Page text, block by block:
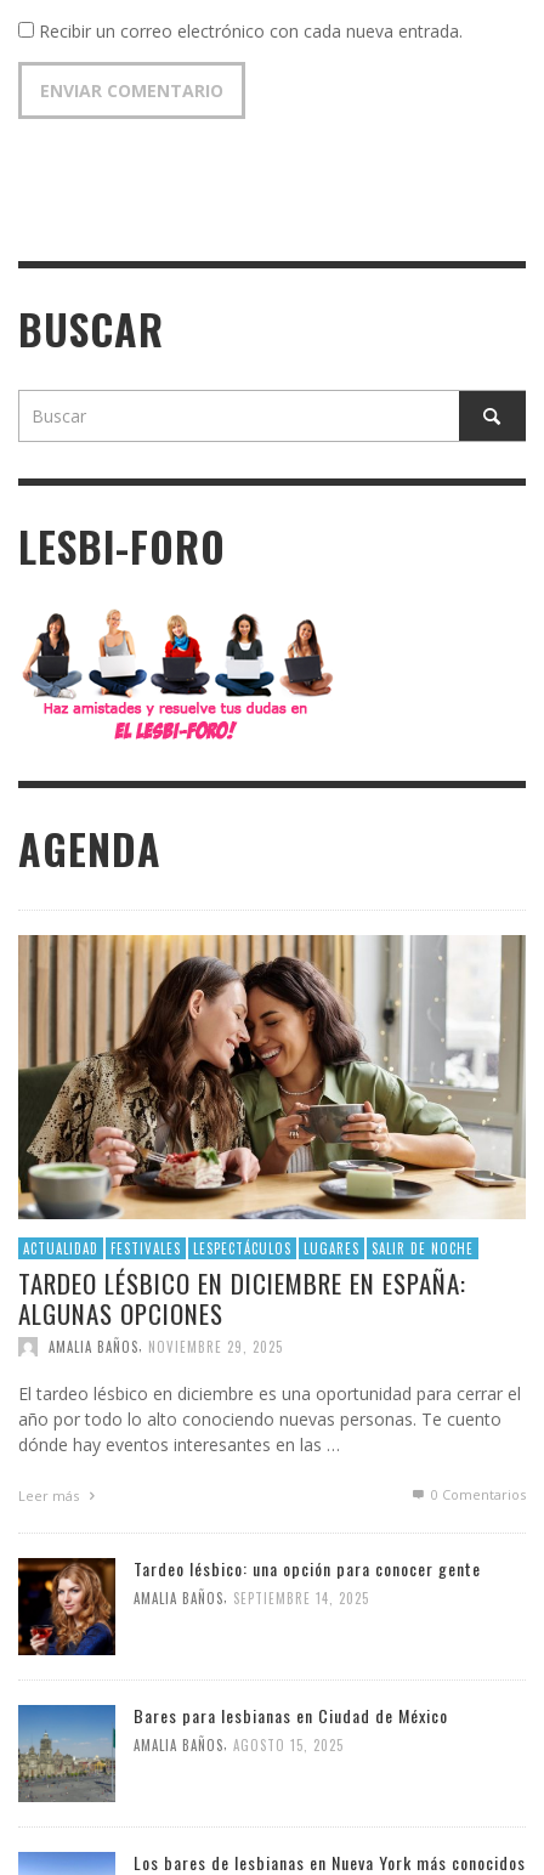
Recibir un correo electrónico con cada nueva entrada.
BUSCAR
LESBI-FORO
AGENDA
ACTUALIDAD FESTIVALES LESPECTÁCULOS LUGARES SALIR DE NOCHE
TARDEO LÉSBICO EN DICIEMBRE EN ESPAÑA:
ALGUNAS OPCIONES
AMALIA BAÑOS NOVIEMBRE 29, 2025
El tardeo lésbico en diciembre es una oportunidad para cerrar el
año por todo lo alto conociendo nuevas personas. Te cuento
dónde hay eventos interesantes en las …
Leer más 0 Comentarios
Tardeo lésbico: una opción para conocer gente
AMALIA BAÑOS SEPTIEMBRE 14, 2025
Bares para lesbianas en Ciudad de México
AMALIA BAÑOS AGOSTO 15, 2025
Los bares de lesbianas en Nueva York más conocidos